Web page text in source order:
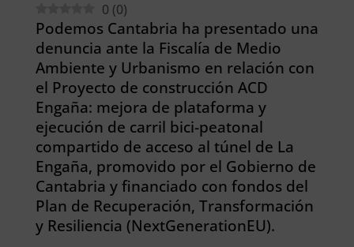
0 (0)
Podemos Cantabria ha presentado una
denuncia ante la Fiscalía de Medio
Ambiente y Urbanismo en relación con
el Proyecto de construcción ACD
Engaña: mejora de plataforma y
ejecución de carril bici-peatonal
compartido de acceso al túnel de La
Engaña, promovido por el Gobierno de
Cantabria y financiado con fondos del
Plan de Recuperación, Transformación
y Resiliencia (NextGenerationEU).